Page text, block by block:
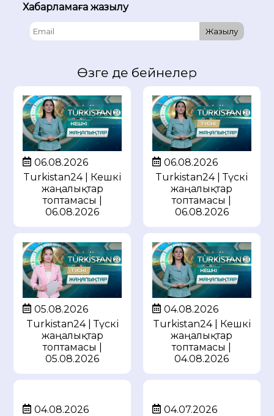
Хабарламаға жазылу
Жазылу
Өзге де бейнелер
06.08.2026
Turkistan24 | Кешкі
жаңалықтар
топтамасы |
06.08.2026
06.08.2026
Turkistan24 | Түскі
жаңалықтар
топтамасы |
06.08.2026
05.08.2026
Turkistan24 | Түскі
жаңалықтар
топтамасы |
05.08.2026
04.08.2026
Turkistan24 | Кешкі
жаңалықтар
топтамасы |
04.08.2026
04.08.2026
04.07.2026